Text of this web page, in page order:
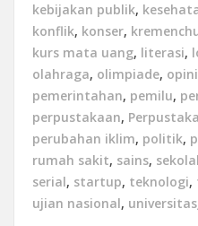
kebijakan publik,
konflik, konser,
kurs mata uang, literasi,
olahraga, olimpiade, opini
pemerintahan, pemilu,
perpustakaan,
perubahan iklim, politik,
rumah sakit, sains,
serial, startup, teknologi,
ujian nasional, universitas